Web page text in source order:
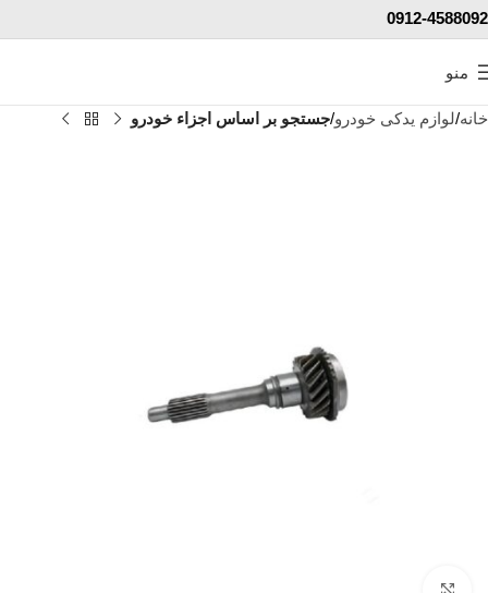
0912-4588092
منو
خانه لوازم یدکی خودرو جستجو بر اساس اجزاء خودرو